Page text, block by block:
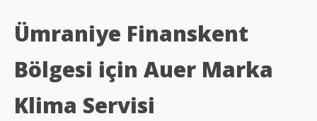
Ümraniye Finanskent
Bölgesi için Auer Marka
Klima Servisi